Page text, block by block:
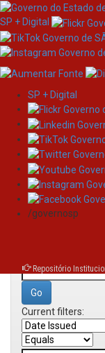
Skip
navigation
SP + Digital
SP + Digital
/governosp
Repositório
Search
Search:
Current filters: